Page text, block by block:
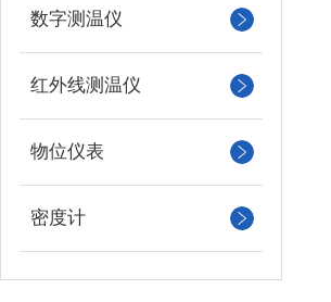
数字测温仪
红外线测温仪
物位仪表
密度计